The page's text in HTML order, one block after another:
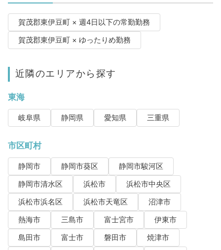
賀茂郡東伊豆町 × 週4日以下の常勤勤務
賀茂郡東伊豆町 × ゆったりめ勤務
近隣のエリアから探す
東海
岐阜県 静岡県 愛知県 三重県
市区町村
静岡市 静岡市葵区
静岡市駿河区
静岡市清水区
浜松市
浜松市中央区
浜松市浜名区
浜松市天竜区
沼津市
熱海市
三島市 富士宮市
伊東市
島田市
富士市 磐田市
焼津市